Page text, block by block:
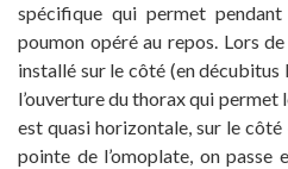
spécifique qui permet
poumon opéré au repos. Lors
installé sur le côté (en
l’ouverture du thorax qui permet
est quasi horizontale, sur le
pointe de l’omoplate, on passe